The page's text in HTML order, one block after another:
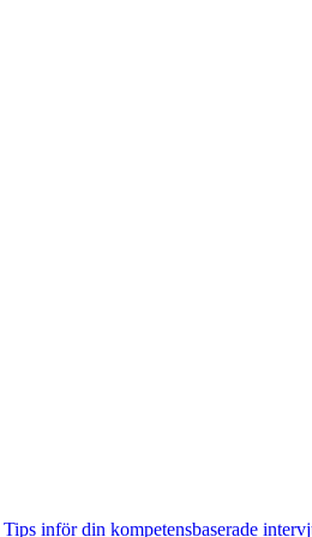
Tips inför din kompetensbaserade